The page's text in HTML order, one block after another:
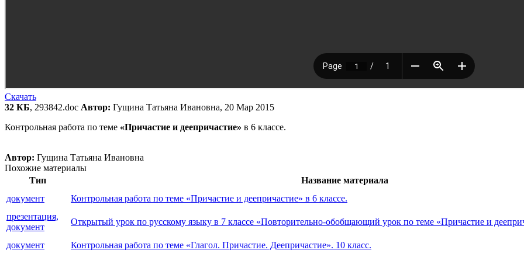
Скачать
32 КБ, 293842.doc Автор: Гущина Татьяна Ивановна, 20 Мар 2015
Контрольная работа по теме «Причастие и деепричастие» в 6 классе.
Автор: Гущина Татьяна Ивановна
Похожие материалы
Тип
Название материала
документ
Контрольная работа по теме «Причастие и деепричастие» в 6 классе.
презентация,
документ
Открытый урок по русскому языку в 7 классе «Повторительно-обобщающий урок по теме «Причастие и
документ Контрольная работа по теме «Глагол. Причастие. Деепричастие». 10 класс.